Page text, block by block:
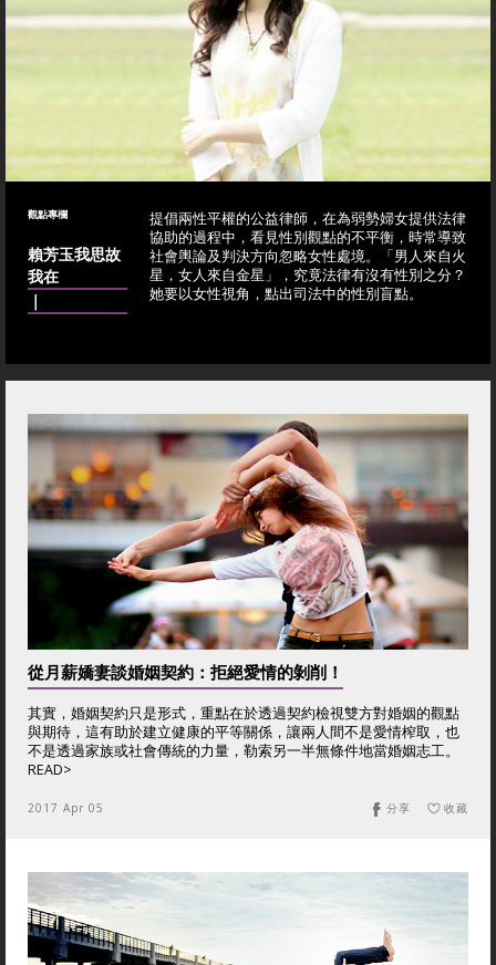
觀點專欄
賴芳玉我思故
我在
｜
提倡兩性平權的公益律師，在為弱勢婦女提供法律
協助的過程中，看見性別觀點的不平衡，時常導致
社會輿論及判決方向忽略女性處境。「男人來自火
星，女人來自金星」，究竟法律有沒有性別之分？
她要以女性視角，點出司法中的性別盲點。
從月薪嬌妻談婚姻契約：拒絕愛情的剝削！
其實，婚姻契約只是形式，重點在於透過契約檢視雙方對婚姻的觀點
與期待，這有助於建立健康的平等關係，讓兩人間不是愛情榨取，也
不是透過家族或社會傳統的力量，勒索另一半無條件地當婚姻志工。
READ>
2017 Apr 05 收藏
分享